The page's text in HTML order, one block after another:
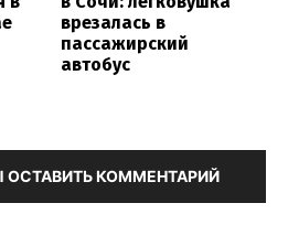
врезалась в
пассажирский
автобус
ОСТАВИТЬ КОММЕНТАРИЙ